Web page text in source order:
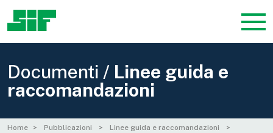
Documenti / Linee guida e
raccomandazioni
Home Pubblicazioni
Linee guida e raccomandazioni